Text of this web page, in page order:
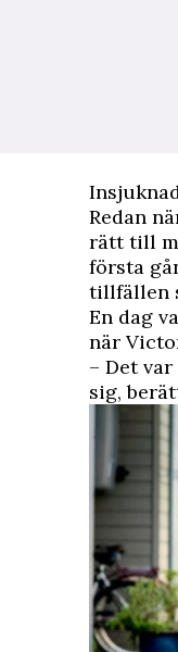
Redan
rätt till
första
tillfällen
En dag
när
– Det
sig,